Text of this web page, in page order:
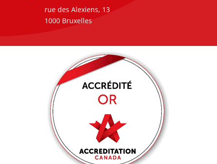
rue des Alexiens, 13
1000 Bruxelles